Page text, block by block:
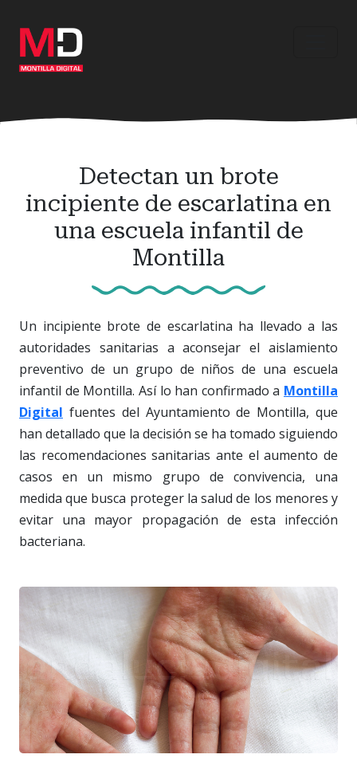
contenido
principal
Detectan un brote
incipiente de escarlatina en
una escuela infantil de
Montilla
Un incipiente brote de escarlatina ha llevado a las
autoridades sanitarias a aconsejar el aislamiento
preventivo de un grupo de niños de una escuela
infantil de Montilla. Así lo han confirmado a Montilla
Digital fuentes del Ayuntamiento de Montilla, que
han detallado que la decisión se ha tomado siguiendo
las recomendaciones sanitarias ante el aumento de
casos en un mismo grupo de convivencia, una
medida que busca proteger la salud de los menores y
evitar una mayor propagación de esta infección
bacteriana.